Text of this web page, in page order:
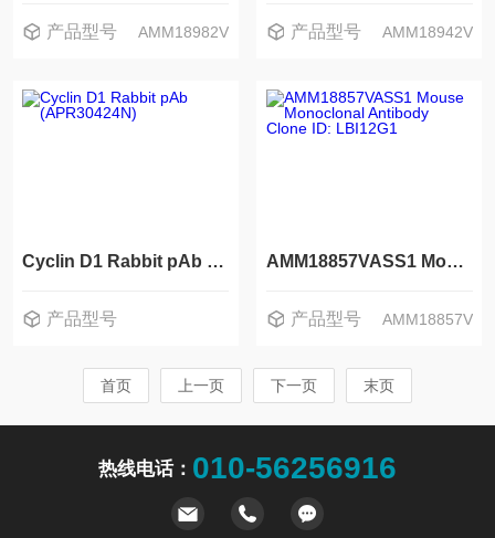
产品型号 AMM18982V 产品型号 AMM18942V
Cyclin D1 Rabbit pAb (APR30424N)
产品型号
AMM18857VASS1 Mouse Monoclonal Antibody Clone ID: LBI12G1
产品型号 AMM18857V
首页 上一页 下一页 末页
热线电话： 010-56256916